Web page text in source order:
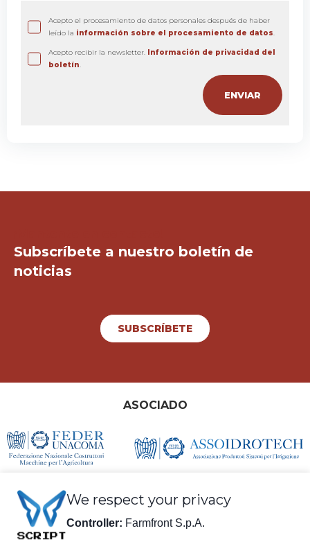
Acepto el procesamiento de datos personales después de haber
leído la información sobre el procesamiento de datos.
Acepto recibir la newsletter. Información de privacidad del
boletín.
Subscríbete a nuestro boletín de
noticias
SUBSCRÍBETE
ASOCIADO
We respect your privacy
Controller: Farmfront S.p.A.